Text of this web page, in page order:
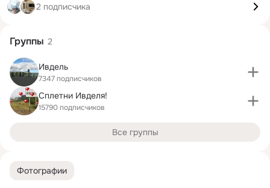
Фотографии
2 подписчика
Группы 2
Ивдель
7347 подписчиков
Сплетни Ивделя!
15790 подписчиков
Все группы